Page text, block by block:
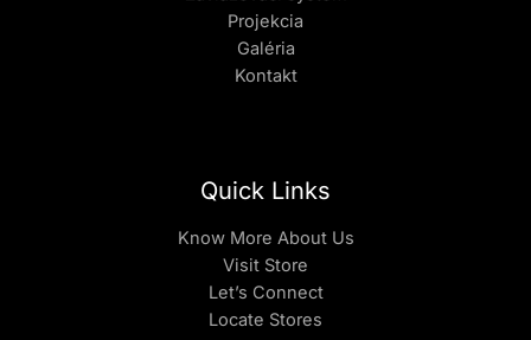
Projekcia
Galéria
Kontakt
Quick Links
Know More About Us
Visit Store
Let’s Connect
Locate Stores